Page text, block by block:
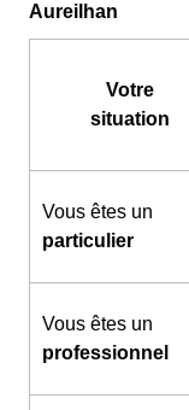
Aureilhan
Votre
situation
Vous êtes un
particulier
Vous êtes un
professionnel